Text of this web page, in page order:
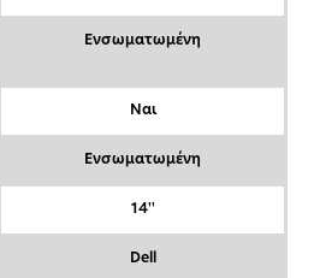
Ενσωματωμένη
Ναι
Ενσωματωμένη
14''
Dell